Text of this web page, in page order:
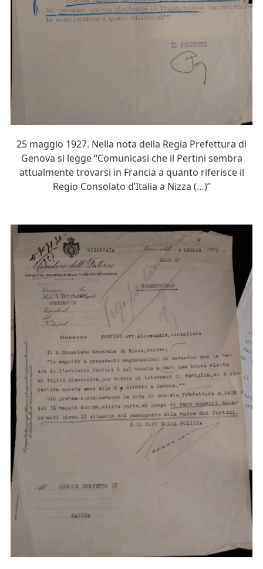
25 maggio 1927. Nella nota della Regia Prefettura di
Genova si legge “Comunicasi che il Pertini sembra
attualmente trovarsi in Francia a quanto riferisce il
Regio Consolato d’Italia a Nizza (…)”